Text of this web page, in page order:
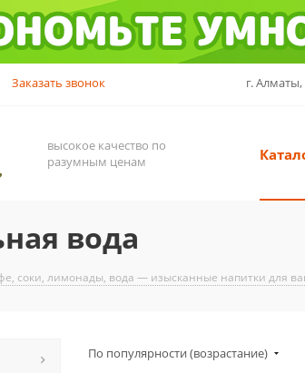
Заказать звонок г.
высокое качество по
разумным ценам
вода
соки, лимонады, вода — изысканные напитки для
По популярности (возрастание)